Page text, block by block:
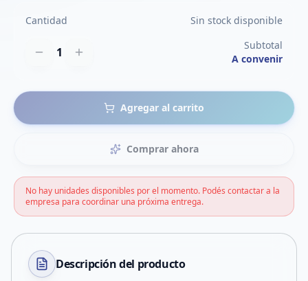
Cantidad Sin stock disponible
1
Subtotal
A convenir
Agregar al carrito
Comprar ahora
No hay unidades disponibles por el momento. Podés contactar a la
empresa para coordinar una próxima entrega.
Descripción del producto